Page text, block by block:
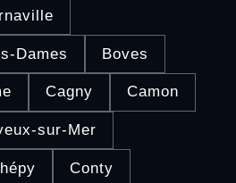
Dames Boves
Cagny Camon
sur-Mer
Conty